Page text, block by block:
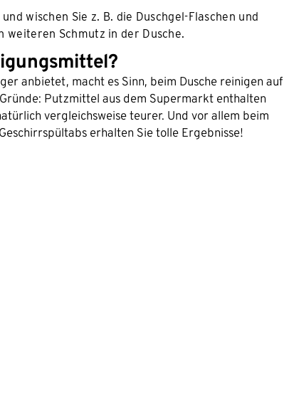
wischen Sie z. B. die Duschgel-Flaschen und
weiteren Schmutz in der Dusche.
anbietet, macht es Sinn, beim Dusche reinigen auf
Putzmittel aus dem Supermarkt enthalten
vergleichsweise teurer. Und vor allem beim
erhalten Sie tolle Ergebnisse!